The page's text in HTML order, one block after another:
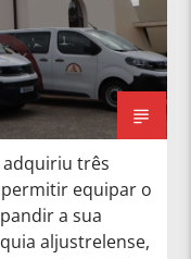
adquiriu três
equipar o
a sua
aljustrelense,